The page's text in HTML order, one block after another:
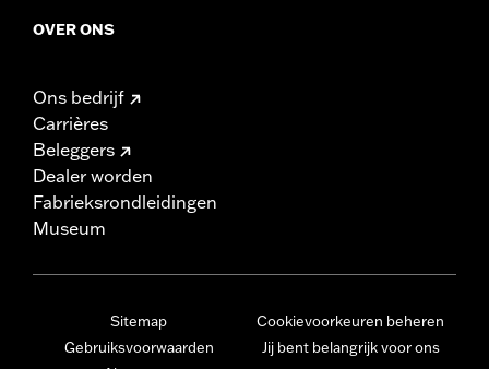
OVER ONS
Ons bedrijf
Carrières
Beleggers
Dealer worden
Fabrieksrondleidingen
Museum
Sitemap
Gebruiksvoorwaarden
Cookievoorkeuren beheren
Jij bent belangrijk voor ons